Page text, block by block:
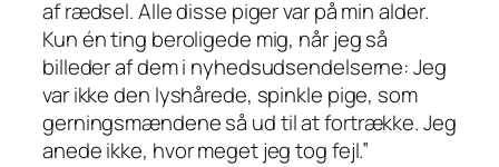
af rædsel. Alle disse piger var på min alder.
Kun én ting beroligede mig, når jeg så
billeder af dem i nyhedsudsendelserne: Jeg
var ikke den lyshårede, spinkle pige, som
gerningsmændene så ud til at fortrække. Jeg
anede ikke, hvor meget jeg tog fejl.”